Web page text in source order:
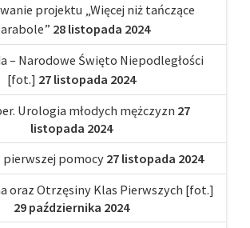
projektu „Więcej niż tańczące
28 listopada 2024
– Narodowe Święto Niepodległości
[fot.] 27 listopada 2024
Urologia młodych mężczyzn 27
listopada 2024
pierwszej pomocy 27 listopada 2024
oraz Otrzęsiny Klas Pierwszych [fot.]
29 października 2024